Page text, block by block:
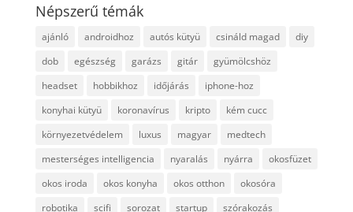
Népszerű témák
ajánló androidhoz autós kütyü csináld magad
diy
dob
egészség garázs gitár
gyümölcshöz
headset
hobbikhoz időjárás
iphone-hoz
konyhai kütyü
koronavírus kripto
kém cucc
környezetvédelem
luxus magyar
medtech
mesterséges intelligencia
nyaralás nyárra
okosfüzet
okos iroda
okos konyha okos otthon
okosóra
robotika
scifi sorozat startup
szórakozás